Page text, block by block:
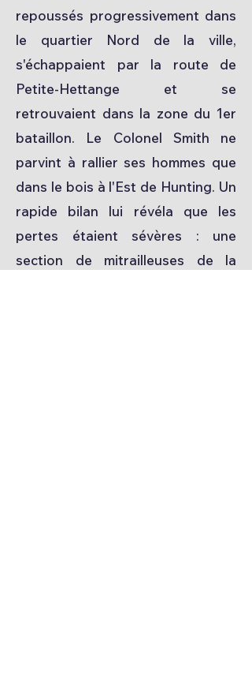
repoussés progressivement dans
le quartier Nord de la ville,
s'échappaient par la route de
Petite-Hettange et se
retrouvaient dans la zone du 1er
bataillon. Le Colonel Smith ne
parvint à rallier ses hommes que
dans le bois à l'Est de Hunting. Un
rapide bilan lui révéla que les
pertes étaient sévères : une
section de mitrailleuses de la